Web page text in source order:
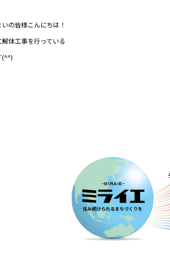
の皆様こんにちは！
体工事を行っている
(^^)